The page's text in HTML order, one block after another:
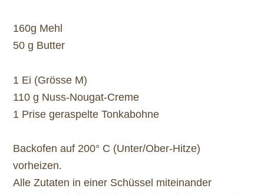
160g Mehl
50 g Butter
1 Ei (Grösse M)
110 g Nuss-Nougat-Creme
1 Prise geraspelte Tonkabohne
Backofen auf 200° C (Unter/Ober-Hitze)
vorheizen.
Alle Zutaten in einer Schüssel miteinander